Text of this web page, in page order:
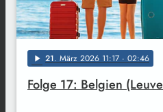
play_arrow 21. März 2026 11:17 · 02:46
Folge 17: Belgien